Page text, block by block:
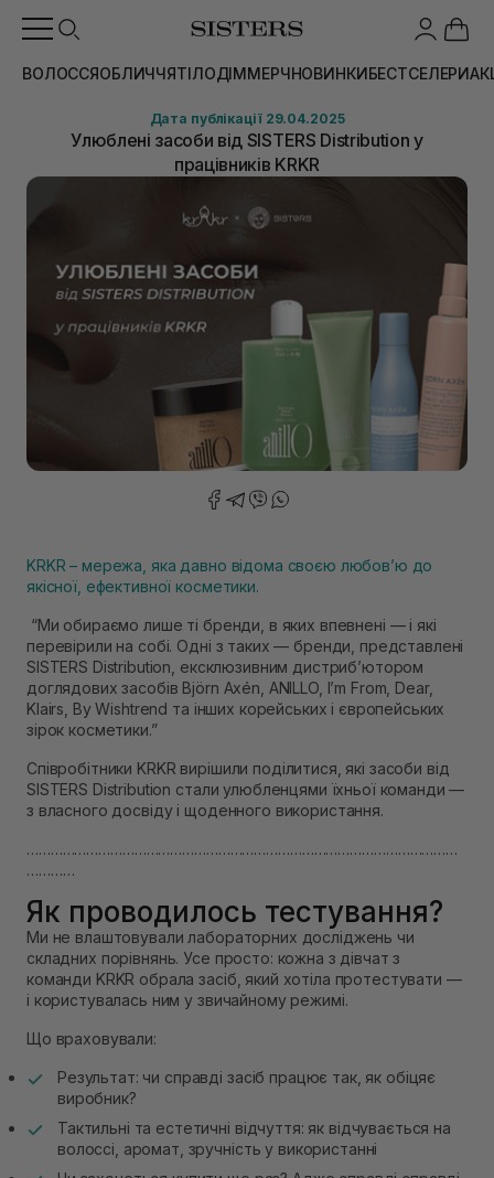
ВОЛОССЯОБЛИЧЧЯТІЛОДІММЕРЧНОВИНКИБЕСТСЕЛЕРИ
Дата публікації 29.04.2025
Улюблені засоби від SISTERS Distribution у
працівників KRKR
KRKR – мережа, яка давно відома своєю любов’ю до
якісної, ефективної косметики.
“Ми обираємо лише ті бренди, в яких впевнені — і які
перевірили на собі. Одні з таких — бренди, представлені
SISTERS Distribution, ексклюзивним дистриб’ютором
доглядових засобів Björn Axén, ANILLO, I’m From, Dear,
Klairs, By Wishtrend та інших корейських і європейських
зірок косметики.”
Співробітники KRKR вирішили поділитися, які засоби від
SISTERS Distribution стали улюбленцями їхньої команди —
з власного досвіду і щоденного використання.
………………………………………………………………………………………………
…………
Як проводилось тестування?
Ми не влаштовували лабораторних досліджень чи
складних порівнянь. Усе просто: кожна з дівчат з
команди KRKR обрала засіб, який хотіла протестувати —
і користувалась ним у звичайному режимі.
Що враховували:
Результат: чи справді засіб працює так, як обіцяє
виробник?
Тактильні та естетичні відчуття: як відчувається на
волоссі, аромат, зручність у використанні